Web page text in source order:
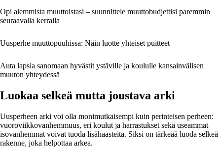
Opi aiemmista muuttoistasi – suunnittele muuttobudjettisi paremmin
seuraavalla kerralla
Uusperhe muuttopuuhissa: Näin luotte yhteiset puitteet
Auta lapsia sanomaan hyvästit ystäville ja koululle kansainvälisen
muuton yhteydessä
Luokaa selkeä mutta joustava arki
Uusperheen arki voi olla monimutkaisempi kuin perinteisen perheen:
vuoroviikkovanhemmuus, eri koulut ja harrastukset sekä useammat
isovanhemmat voivat tuoda lisähaasteita. Siksi on tärkeää luoda selkeä
rakenne, joka helpottaa arkea.